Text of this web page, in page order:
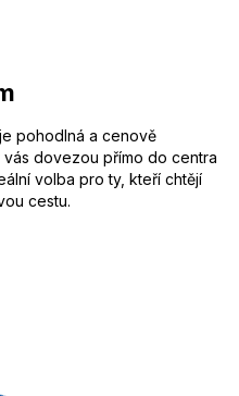
pohodlná a cenově
dovezou přímo do centra
volba pro ty, kteří chtějí
cestu.